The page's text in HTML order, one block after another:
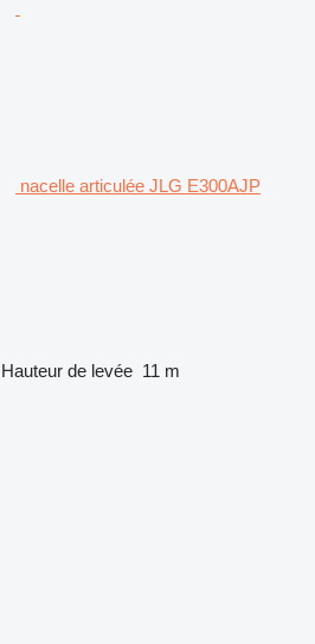
nacelle articulée JLG E300AJP
Hauteur de levée 11 m